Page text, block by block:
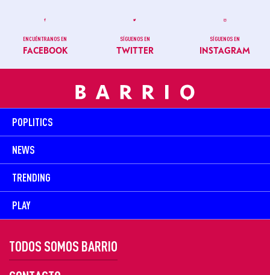
ENCUÉNTRANOS EN
FACEBOOK
SÍGUENOS EN
TWITTER
SÍGUENOS EN
INSTAGRAM
POPLITICS
NEWS
TRENDING
PLAY
TODOS SOMOS BARRIO